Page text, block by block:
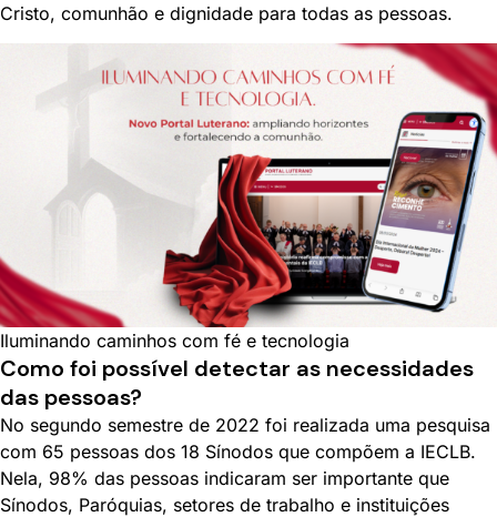
Cristo, comunhão e dignidade para todas as pessoas.
Iluminando caminhos com fé e tecnologia
Como foi possível detectar as necessidades
das pessoas?
No segundo semestre de 2022 foi realizada uma pesquisa
com 65 pessoas dos 18 Sínodos que compõem a IECLB.
Nela, 98% das pessoas indicaram ser importante que
Sínodos, Paróquias, setores de trabalho e instituições